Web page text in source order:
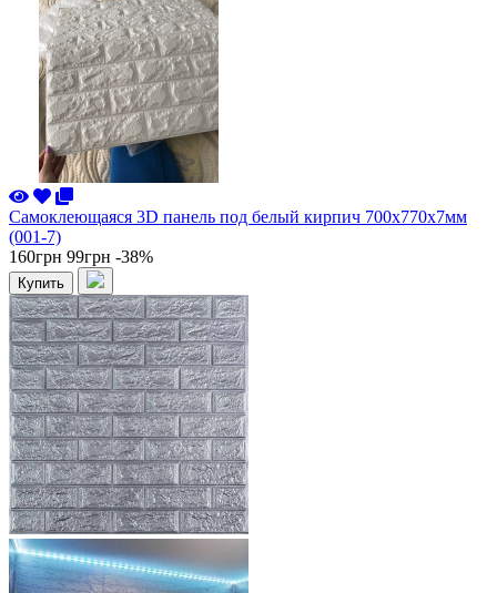
Самоклеющаяся 3D панель под белый кирпич 700x770x7мм
(001-7)
160грн 99грн -38%
Купить